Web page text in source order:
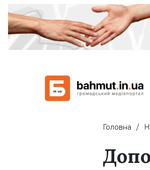
Головна